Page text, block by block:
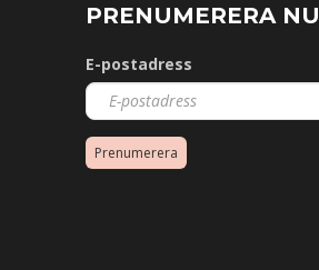
PRENUMERERA NU
E-postadress
Prenumerera